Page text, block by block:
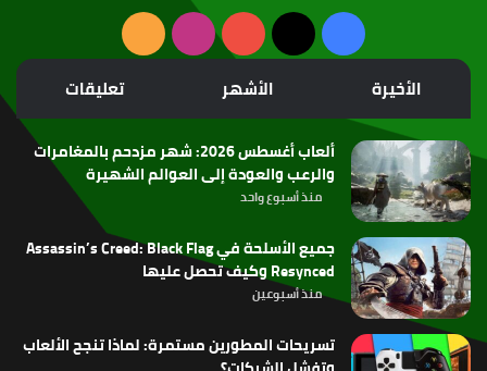
فيسبوك
‫X
‫YouTubeانستقرامملخص
الموقع
RSS
الأخيرة الأشهر تعليقات
ألعاب أغسطس 2026: شهر مزدحم بالمغامرات
والرعب والعودة إلى العوالم الشهيرة
منذ أسبوع واحد
جميع الأسلحة في Assassin’s Creed: Black Flag
Resynced وكيف تحصل عليها
منذ أسبوعين
تسريحات المطورين مستمرة: لماذا تنجح الألعاب